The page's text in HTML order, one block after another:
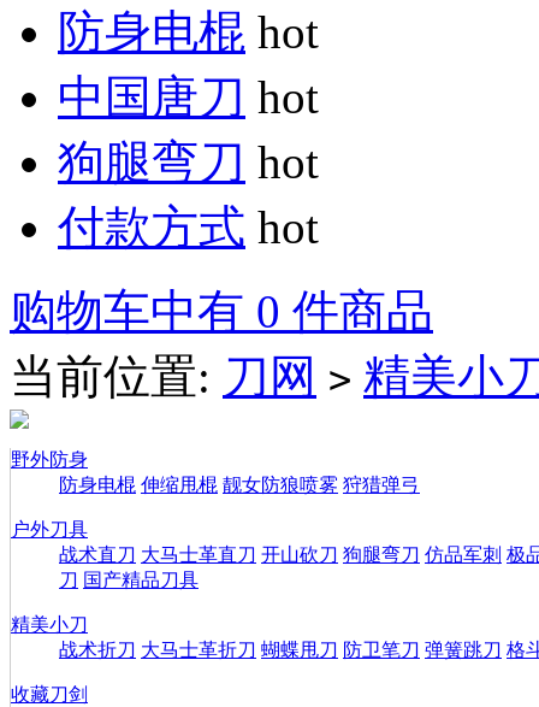
防身电棍 hot
中国唐刀 hot
狗腿弯刀 hot
付款方式 hot
购物车中有 0 件商品
当前位置: 刀网 > 精美小
野外防身
防身电棍 伸缩甩棍 靓女防狼喷雾 狩猎弹弓
户外刀具
战术直刀 大马士革直刀 开山砍刀 狗腿弯刀 仿品军刺 极
刀 国产精品刀具
精美小刀
战术折刀 大马士革折刀 蝴蝶甩刀 防卫笔刀 弹簧跳刀 格
收藏刀剑